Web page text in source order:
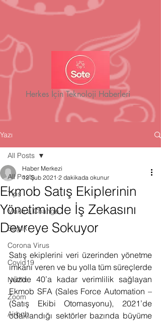
Herkes İçin Teknoloji Haberleri
Yazı
All Posts
Tips
Make a Change
Sağlık
Corona Virus
Covid19
Netflix
Zoom
Airbnb
All Posts
Ekmob Satış Ekiplerinin
Yönetiminde İş Zekasını
Devreye Sokuyor
Haber Merkezi
12 Şub 2021 2 dakikada okunur
Satış ekiplerini veri üzerinden yönetme
imkanı veren ve bu yolla tüm süreçlerde
yüzde 40’a kadar verimlilik sağlayan
Ekmob SFA (Sales Force Automation –
(Satış Ekibi Otomasyonu), 2021’de
odaklandığı sektörler bazında büyüme